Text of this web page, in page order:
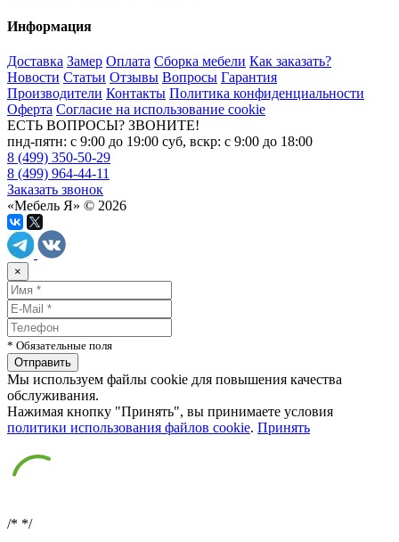
Информация
Доставка Замер Оплата Сборка мебели Как заказать?
Новости Статьи Отзывы Вопросы Гарантия
Производители Контакты Политика конфиденциальности
Оферта Согласие на использование cookie
ЕСТЬ ВОПРОСЫ? ЗВОНИТЕ!
пнд-пятн: с 9:00 до 19:00 суб, вскр: с 9:00 до 18:00
8 (499) 350-50-29
8 (499) 964-44-11
Заказать звонок
«Мебель Я» © 2026
×
* Обязательные поля
Мы используем файлы cookie для повышения качества
обслуживания.
Нажимая кнопку "Принять", вы принимаете условия
политики использования файлов cookie. Принять
/* */